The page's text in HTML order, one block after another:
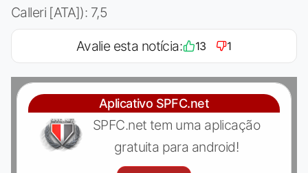
Calleri [ATA]): 7,5
Avalie esta notícia: 13 1
Aplicativo SPFC.net
SPFC.net tem uma aplicação
gratuita para android!